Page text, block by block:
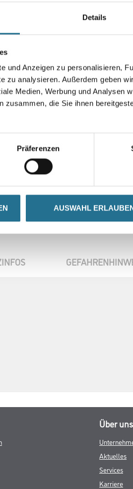
Details
und Anzeigen zu personalisieren,
zu analysieren. Außerdem geben
Medien, Werbung und Analysen
zusammen, die Sie ihnen
Präferenzen
AUSWAHL
Über uns
Aktuelles
Services
Karriere